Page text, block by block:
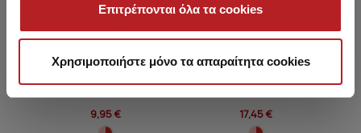
Επιτρέπονται όλα τα cookies
Χρησιμοποιήστε μόνο τα απαραίτητα cookies
Bottom
9,95 €
17,45 €